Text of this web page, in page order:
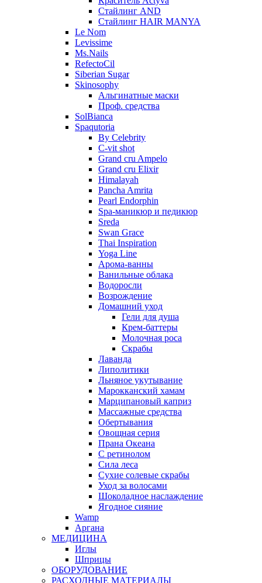
Стайлинг AND
Стайлинг HAIR MANYA
Le Nom
Levissime
Ms.Nails
RefectoCil
Siberian Sugar
Skinosophy
Альгинатные маски
Проф. средства
SolBianca
Spaqutoria
By Celebrity
C-vit shot
Grand cru Ampelo
Grand сru Elixir
Himalayah
Pancha Amrita
Pearl Endorphin
Spa-маникюр и педикюр
Sreda
Swan Grace
Thai Inspiration
Yoga Line
Арома-ванны
Ванильные облака
Водоросли
Возрождение
Домашний уход
Гели для душа
Крем-баттеры
Молочная роса
Скрабы
Лаванда
Липолитики
Льняное укутывание
Марокканский хамам
Марципановый каприз
Массажные средства
Обертывания
Овощная серия
Прана Океана
С ретинолом
Сила леса
Сухие солевые скрабы
Уход за волосами
Шоколадное наслаждение
Ягодное сияние
Wamp
Аргана
МЕДИЦИНА
Иглы
Шприцы
ОБОРУДОВАНИЕ
РАСХОДНЫЕ МАТЕРИАЛЫ